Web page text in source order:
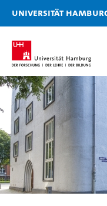
Universität